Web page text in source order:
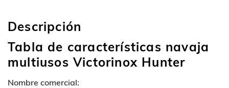
Descripción
Tabla de características navaja
multiusos Victorinox Hunter
Nombre comercial: